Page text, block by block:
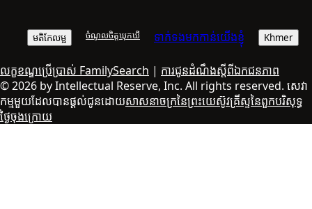
មតិ​កែលម្អ ចំណូលចិត្ត​ឃុកឃី ទាក់ទង​មកកាន់​យើងខ្ញុំ Khmer
លក្ខខណ្ឌ​ប្រើប្រាស់ FamilySearch | ការជូន​ដំណឹង​ស្តីពី​ឯកជនភាព
© 2026 by Intellectual Reserve, Inc. All rights reserved. សេវា
កម្ម​មួយ​ដែល​បាន​ផ្ដល់​ជូន​ដោយសាសនាចក្រ​នៃ​ព្រះយេស៊ូវគ្រីស្ទ​នៃ​ពួកបរិសុទ្ធ​
ថ្ងៃ​ចុងក្រោយ